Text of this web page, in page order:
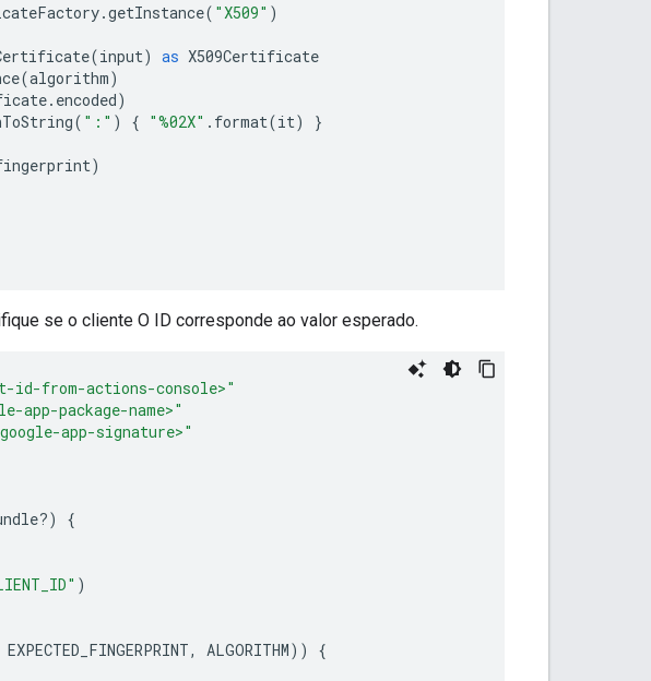
.getInstance( "X509" )
(input) as X509Certificate
(algorithm)
. encoded)
( ":" ) { "%02X" . format(it) }
)
se o cliente O ID corresponde ao valor esperado.
id-from-actions-console>"
app-package-name>"
app-signature>"
?)
{
)
EXPECTED_FINGERPRINT, ALGORITHM)) {